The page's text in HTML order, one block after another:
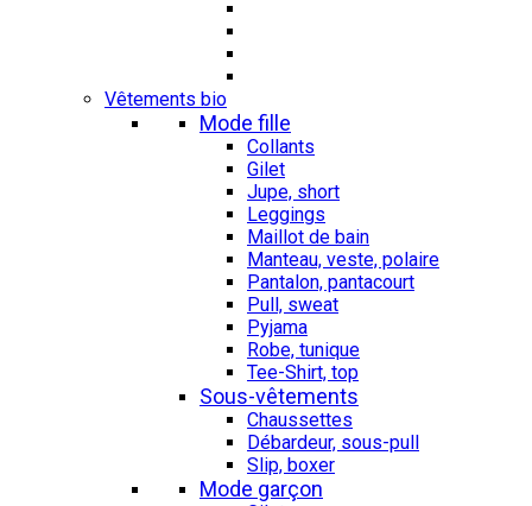
Vêtements bio
Mode fille
Collants
Gilet
Jupe, short
Leggings
Maillot de bain
Manteau, veste, polaire
Pantalon, pantacourt
Pull, sweat
Pyjama
Robe, tunique
Tee-Shirt, top
Sous-vêtements
Chaussettes
Débardeur, sous-pull
Slip, boxer
Mode garçon